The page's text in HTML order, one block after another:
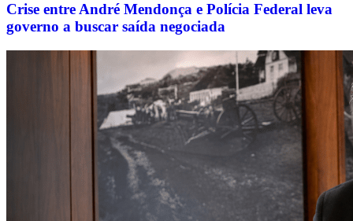
Crise entre André Mendonça e Polícia Federal leva
governo a buscar saída negociada